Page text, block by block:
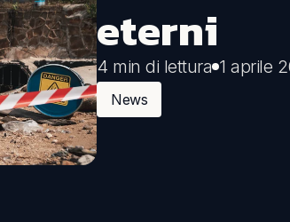
Comunicazione
Eventi sostenibili
Comunicare la sostenibilità
eterni
4 min di lettura 1 aprile
News